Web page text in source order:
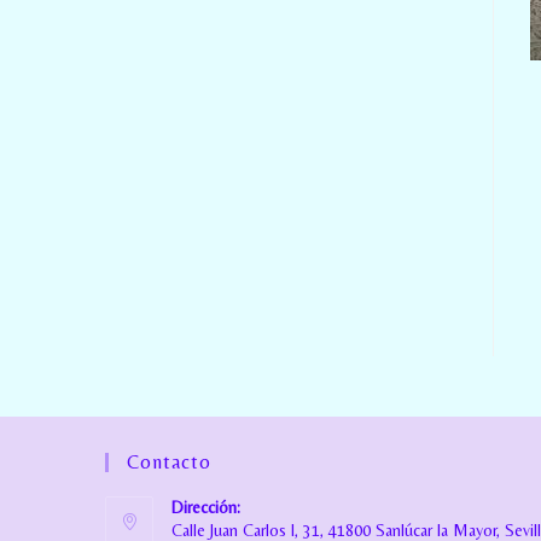
Contacto
Dirección:
Calle Juan Carlos I, 31, 41800 Sanlúcar la Mayor,